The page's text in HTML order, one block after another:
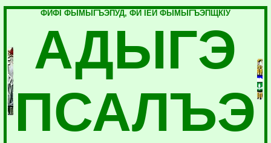
ФИФI ФЫМЫГЪЭПУД, ФИ IЕЙ ФЫМЫГЪЭПЩКIУ
АДЫГЭ
ПСАЛЪЭ